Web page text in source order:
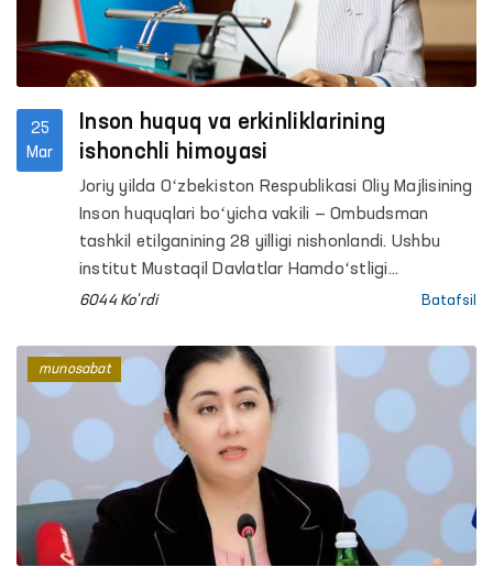
25
Mar
Inson huquq va erkinliklarining
ishonchli himoyasi
Joriy yilda Oʻzbekiston Respublikasi Oliy Majlisining
Inson huquqlari boʻyicha vakili — Ombudsman
tashkil etilganining 28 yilligi nishonlandi. Ushbu
institut Mustaqil Davlatlar Hamdoʻstligi
mamlakatlari orasida birinchilardan boʻlib bizning
6044 Ko'rdi Batafsil
munosabat